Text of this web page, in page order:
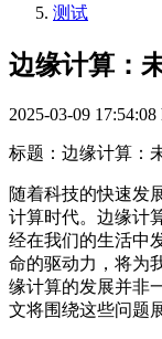
测试
边缘计算：
2025-03-09 17:54:08
标题：边缘计算：
随着科技的快速
计算时代。边缘计
经在我们的生活中
命的驱动力，将为
缘计算的发展并非
文将围绕这些问题